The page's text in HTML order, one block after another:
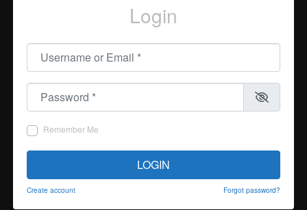
Login
Username or Email
Password
Remember Me
LOGIN
Create account Forgot password?